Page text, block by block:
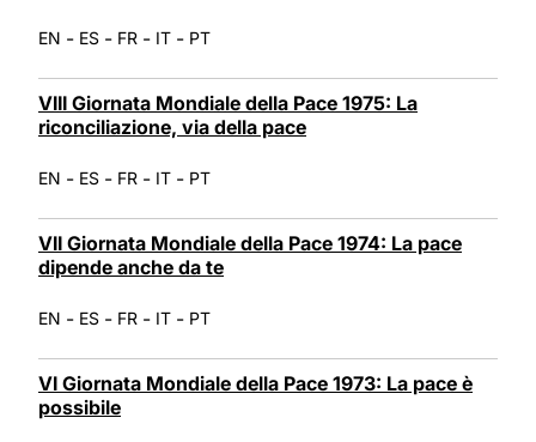
EN - ES - FR - IT - PT
VIII Giornata Mondiale della Pace 1975: La
riconciliazione, via della pace
EN - ES - FR - IT - PT
VII Giornata Mondiale della Pace 1974: La pace
dipende anche da te
EN - ES - FR - IT - PT
VI Giornata Mondiale della Pace 1973: La pace è
possibile